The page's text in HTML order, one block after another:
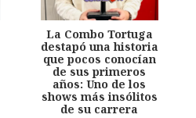
La Combo Tortuga
destapó una historia
que pocos conocían
de sus primeros
años: Uno de los
shows más insólitos
de su carrera